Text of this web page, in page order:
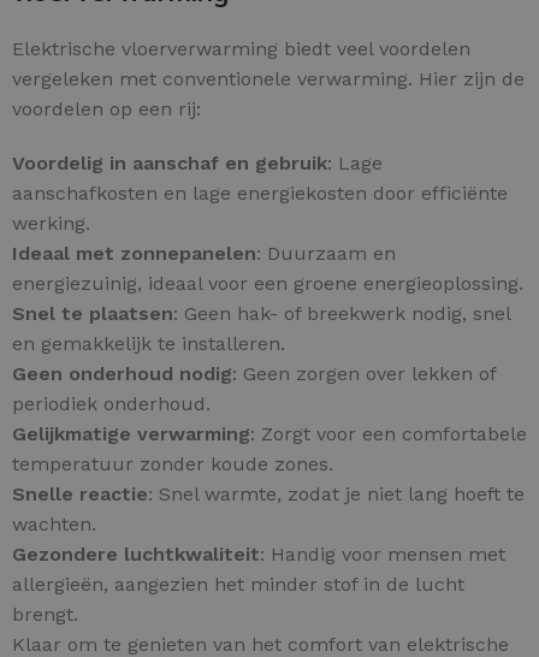
Elektrische vloerverwarming biedt veel voordelen
vergeleken met conventionele verwarming. Hier zijn de
voordelen op een rij:
Voordelig in aanschaf en gebruik: Lage
aanschafkosten en lage energiekosten door efficiënte
werking.
Ideaal met zonnepanelen: Duurzaam en
energiezuinig, ideaal voor een groene energieoplossing.
Snel te plaatsen: Geen hak- of breekwerk nodig, snel
en gemakkelijk te installeren.
Geen onderhoud nodig: Geen zorgen over lekken of
periodiek onderhoud.
Gelijkmatige verwarming: Zorgt voor een comfortabele
temperatuur zonder koude zones.
Snelle reactie: Snel warmte, zodat je niet lang hoeft te
wachten.
Gezondere luchtkwaliteit: Handig voor mensen met
allergieën, aangezien het minder stof in de lucht
brengt.
Klaar om te genieten van het comfort van elektrische